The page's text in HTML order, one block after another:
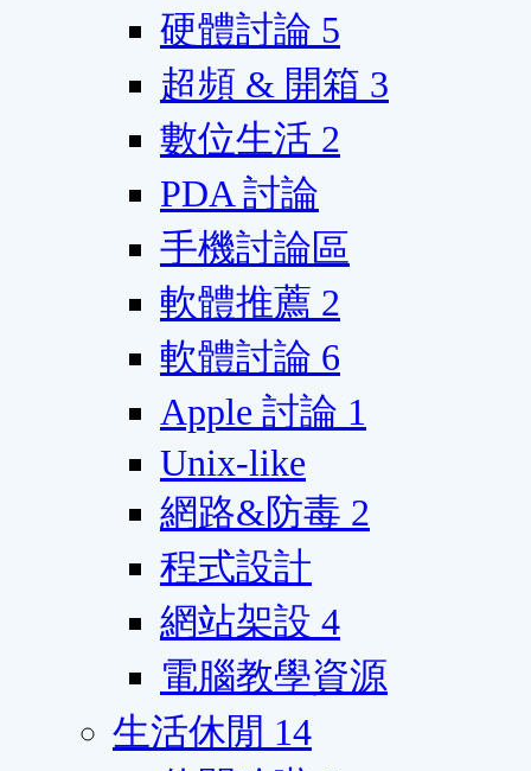
硬體討論 5
超頻 & 開箱 3
數位生活 2
PDA 討論
手機討論區
軟體推薦 2
軟體討論 6
Apple 討論 1
Unix-like
網路&防毒 2
程式設計
網站架設 4
電腦教學資源
生活休閒 14